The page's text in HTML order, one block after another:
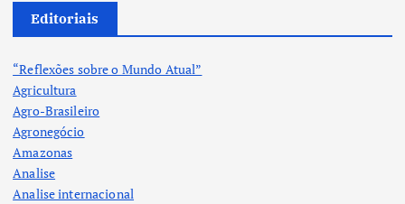
Editoriais
“Reflexões sobre o Mundo Atual”
Agricultura
Agro-Brasileiro
Agronegócio
Amazonas
Analise
Analise internacional